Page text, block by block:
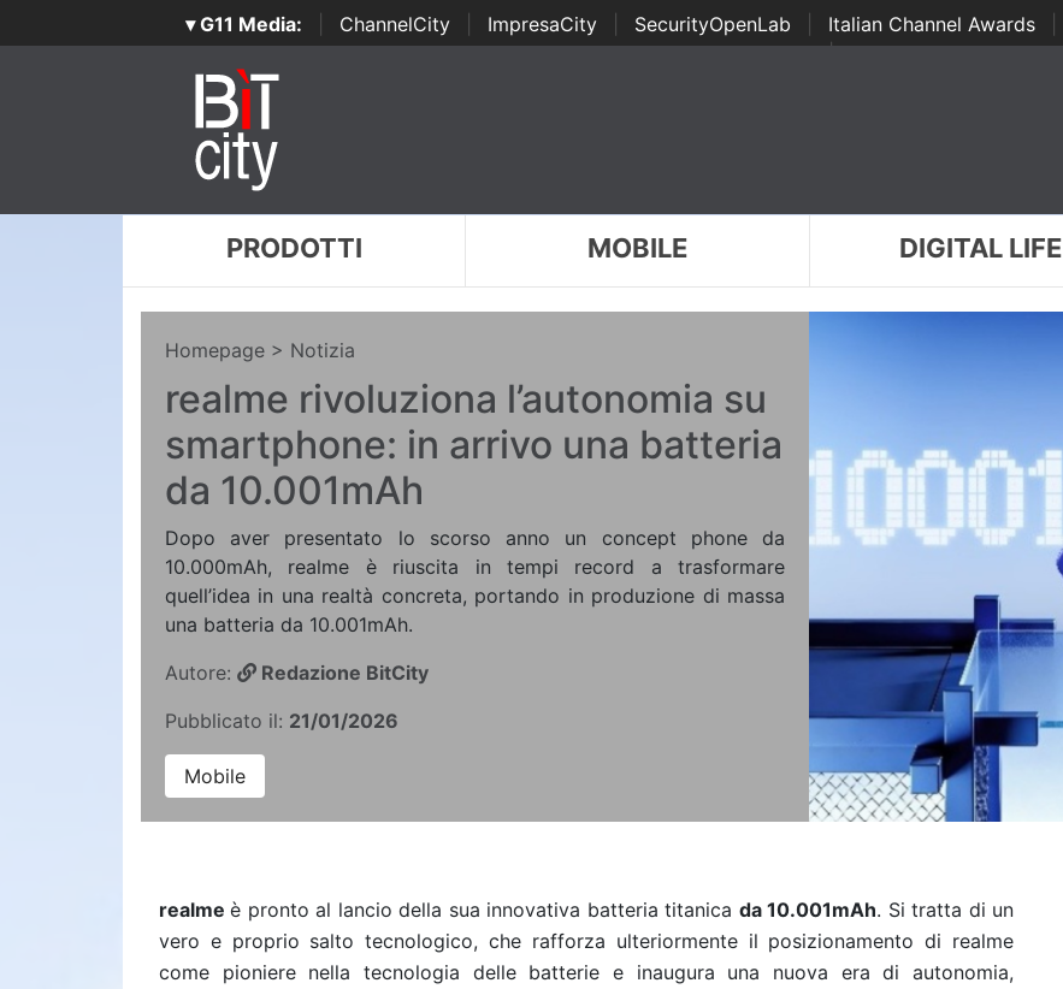
▾ G11 Media: ChannelCity ImpresaCity SecurityOpenLab Italian Channel Awards
Awards | ...
PRODOTTI MOBILE DIGITAL LIFE
Homepage > Notizia
realme rivoluziona l’autonomia su
smartphone: in arrivo una batteria
da 10.001mAh
Dopo aver presentato lo scorso anno un concept phone da
10.000mAh, realme è riuscita in tempi record a trasformare
quell’idea in una realtà concreta, portando in produzione di massa
una batteria da 10.001mAh.
Autore:
Redazione BitCity
Pubblicato il: 21/01/2026
Mobile
realmeè pronto al lancio della sua innovativa batteria titanica da 10.001mAh. Si tratta di un
vero e proprio salto tecnologico, che rafforza ulteriormente il posizionamento di realme
come pioniere nella tecnologia delle batterie e inaugura una nuova era di autonomia,